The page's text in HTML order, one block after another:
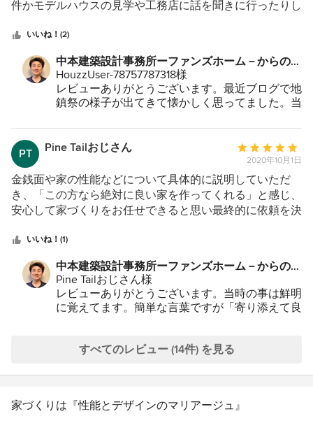
https://www.houzz.jp/hznb/projects/pj-vj~2979140
5
星
4
件かモデルハウスの見学や工務店に話を聞きに行ったりし
強会で出会った中本さんとのマイホーム購入の相談で、こ
ちらの不安に感じている部分に真摯に答えてもらい、マイ
ホームの良い部分だけでなく、悪い部分や注意点も含めて
相談できたことは、とても良かったと思います。中本さん
と話をしている内に、今まで他の工務店で話を聞いてきて
んと同意見で「中本さんなら安心して頼めそう」と感じた
のが決め手です。 同じような時期に私の知り合いもマ
イホームを検討していましたが、他のハウスメーカーや工
務店では、家の構造や強度ありきで話されることがあり、
やりたいように出来なくて苦労したという話も聞いていま
した。中本さんとの打ち合わせでは、(割とこだわりの強
らでなんとかすると言って頂き、数多く要望を取り入れて
た、打ち合わせの中で趣味や生活の話もできたので、実際
に住んでみた住み心地も自身のスタイルに合っていて、動
線や配置に違和感はあまりありません。吹き抜けがあって
もエアコン1台で家全体をカバーするという話も(猛暑日で
ところで気になる部分は少しありますが、それも味で不満
には感じません) 初めてのマイホームで、さすがに1度で
完璧なものは難しいと思いますが、2年程住んでいる今で
もし、また家を買うとしても、中本さんに頼むと思いま
いいね！(2)
中本建築設計事務所ーファンズホーム－からのコ
メント：
HouzzUser-78757787318様
レビューありがとうございます。最近ブログで地
鎮祭の様子が出てきて懐かしく思ってました。当
らもお客様に寄り添う家づくりをしていこうと思
います。
夜に、線路の音を聞きに行ったことが今でも思い
出されます。最後の一行・・・グッときました。
これからも宜しくお願い致します。
プロジェクトはこちらです。
https://www.houzz.jp/hznb/projects/pj-
PT Pine Tailおじさん
平
均
評
価：
5
星
5
2020年10月1日
金銭面や家の性能などについて具体的に説明していただ
き、「この方なら絶対に良い家を作ってくれる」と感じ、
安心して家づくりをお任せできると思い最終的に依頼を決
れているように感じました。高性能で長く快適に過ごせ、
子や孫の世代まで家を引き継げる家づくりの話を聞いた際
は、その熱意が伝わりました 私は建築について一切の知
識を持っていませんので、打ち合わせ時は難しい話など噛
み砕いて分かりやすく説明していただきました。銀行の借
で、アニメを見せていただいたり、おやつをいただいたり
当時、子供も「なかものおじさん」が建ててくれた家とよ
したが、事前に変化する事を見越して設計していただいて
いいね！(1)
中本建築設計事務所ーファンズホーム－からのコ
メント：
Pine Tailおじさん様
レビューありがとうございます。当時の事は鮮明
に覚えてます。簡単な言葉ですが「寄り添えて良
家づくりの基本をしっかりお打ち合わせ出来た事
ただきます。これからも宜しくお願い致します。
https://www.houzz.jp/hznb/projects/pj-
すべてのレビュー (14件) を見る
家づくりは『性能とデザインのマリアージュ』